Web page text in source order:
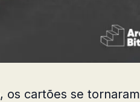
, os cartões se tornaram